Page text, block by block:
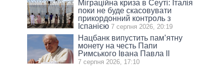
Міграційна криза в Сеуті: Італія
поки не буде скасовувати
прикордонний контроль з
Іспанією 7 серпня 2026, 20:19
Нацбанк випустить пам’ятну
монету на честь Папи
Римського Івана Павла II
7 серпня 2026, 17:10